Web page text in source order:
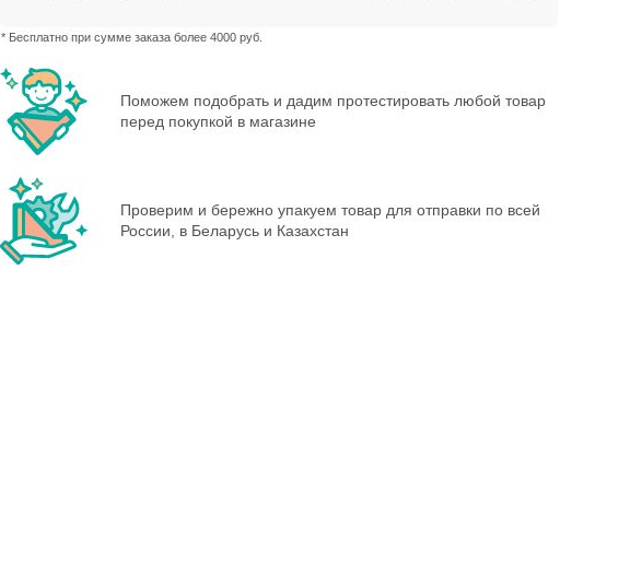
* Бесплатно при сумме заказа более 4000 руб.
Поможем подобрать и дадим протестировать любой товар
перед покупкой в магазине
Проверим и бережно упакуем товар для отправки по всей
России, в Беларусь и Казахстан